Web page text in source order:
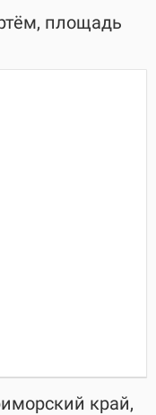
площадь
край,